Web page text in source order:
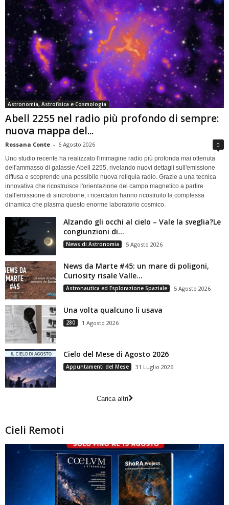
Astronomia, Astrofisica e Cosmologia
Abell 2255 nel radio più profondo di sempre:
nuova mappa del...
Rossana Conte - 6 Agosto 2026 0
Uno studio recente ha realizzato l'immagine radio più profonda mai ottenuta
dell'ammasso di galassie Abell 2255, rivelando nuovi dettagli sull'emissione
diffusa e scoprendo una possibile nuova reliquia radio. Grazie a una tecnica
innovativa che ricostruisce l'orientazione del campo magnetico a partire
dall'emissione di sincrotrone, i ricercatori hanno ricostruito la complessa
dinamica che plasma questo enorme laboratorio cosmico.
Alzando gli occhi al cielo – Vale la sveglia?Le
congiunzioni di...
News di Astronomia 5 Agosto 2026
News da Marte #45: un mare di poligoni,
Curiosity risale Valle...
Astronautica ed Esplorazione Spaziale 5 Agosto 2026
Una volta qualcuno li usava
280 1 Agosto 2026
Cielo del Mese di Agosto 2026
Appuntamenti del Mese 31 Luglio 2026
Carica altri
Cieli Remoti